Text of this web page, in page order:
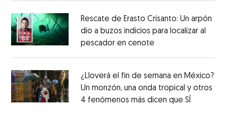
Rescate de Erasto Crisanto: Un arpón
dio a buzos indicios para localizar al
pescador en cenote
¿Lloverá el fin de semana en México?
Un monzón, una onda tropical y otros
4 fenómenos más dicen que SÍ